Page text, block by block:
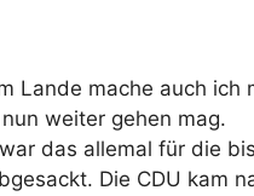
Lande mache auch ich
weiter gehen mag.
das allemal für die
Die CDU kam